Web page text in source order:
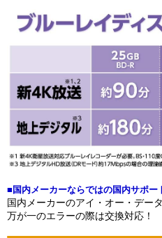
■国内メーカーならではの国内サポー
国内メーカーのアイ・オー・デー
万が一のエラーの際は交換対応！